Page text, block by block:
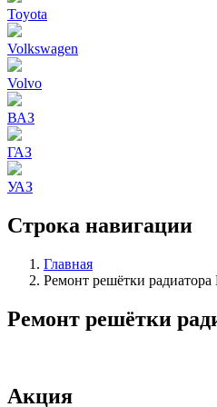
Toyota
Volkswagen
Volvo
ВАЗ
ГАЗ
УАЗ
Строка навигации
Главная
Ремонт решётки радиатора
Ремонт решётки
Акция